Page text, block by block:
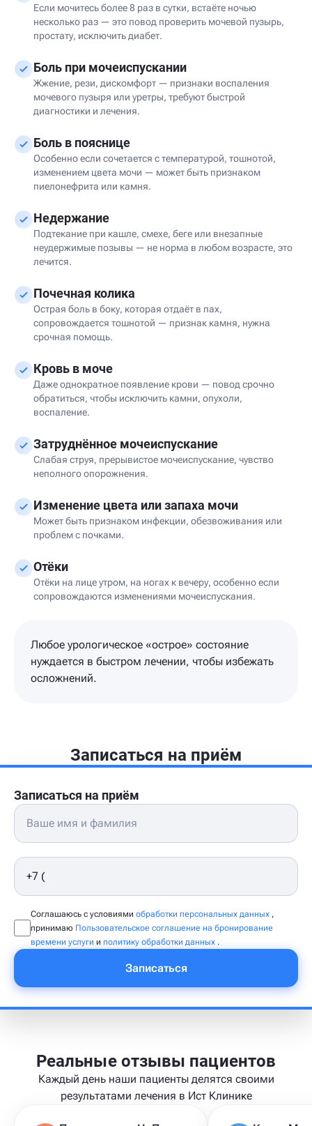
Если мочитесь более 8 раз в сутки, встаёте ночью
несколько раз — это повод проверить мочевой пузырь,
простату, исключить диабет.
Боль при мочеиспускании
Жжение, рези, дискомфорт — признаки воспаления
мочевого пузыря или уретры, требуют быстрой
диагностики и лечения.
Боль в пояснице
Особенно если сочетается с температурой, тошнотой,
изменением цвета мочи — может быть признаком
пиелонефрита или камня.
Недержание
Подтекание при кашле, смехе, беге или внезапные
неудержимые позывы — не норма в любом возрасте, это
лечится.
Почечная колика
Острая боль в боку, которая отдаёт в пах,
сопровождается тошнотой — признак камня, нужна
срочная помощь.
Кровь в моче
Даже однократное появление крови — повод срочно
обратиться, чтобы исключить камни, опухоли,
воспаление.
Затруднённое мочеиспускание
Слабая струя, прерывистое мочеиспускание, чувство
неполного опорожнения.
Изменение цвета или запаха мочи
Может быть признаком инфекции, обезвоживания или
проблем с почками.
Отёки
Отёки на лице утром, на ногах к вечеру, особенно если
сопровождаются изменениями мочеиспускания.
Любое урологическое «острое» состояние
нуждается в быстром лечении, чтобы избежать
осложнений.
Записаться на приём
Записаться на приём
Соглашаюсь с условиями обработки персональных данных ,
принимаю Пользовательское соглашение на бронирование
времени услуги и политику обработки данных .
Записаться
Реальные отзывы пациентов
Каждый день наши пациенты делятся своими
результатами лечения в Ист Клинике